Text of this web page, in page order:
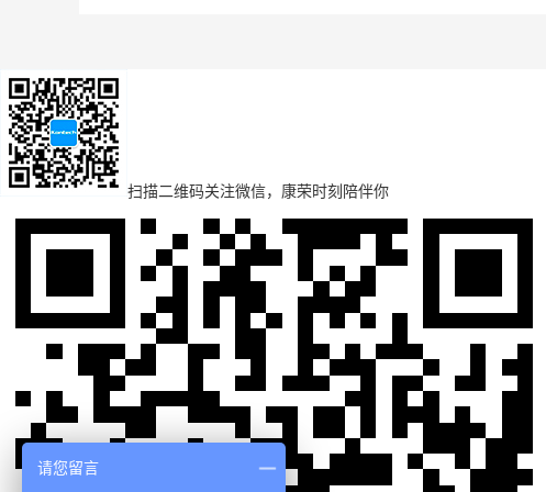
扫描二维码关注微信，康荣时刻陪伴你
请您留言